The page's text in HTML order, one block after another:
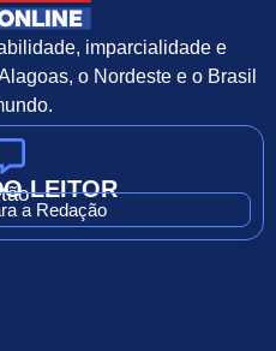
imparcialidade e
o Nordeste e o Brasil
LEITOR
a Redação